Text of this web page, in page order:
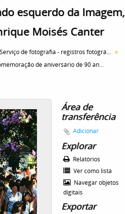
esquerdo da Imagem,
Moisés Canter
Serviço de fotografia - registros fotográficos
Comemoração de aniversário de 90 anos do Instituto Butantan, realizado no jardim ao labo do Museu Histórico. Vista geral do público, na imagem é possível identificar o Dr. Isaías Raw e Dr. Sebastião Baeta Henriques no lado esquerdo da Imagem, no centro próximo a mesa está o Prof. Henrique Moisés Canter
Área de
transferência
Adicionar
Explorar
Relatórios
Ver como lista
Navegar objetos
digitais
Exportar